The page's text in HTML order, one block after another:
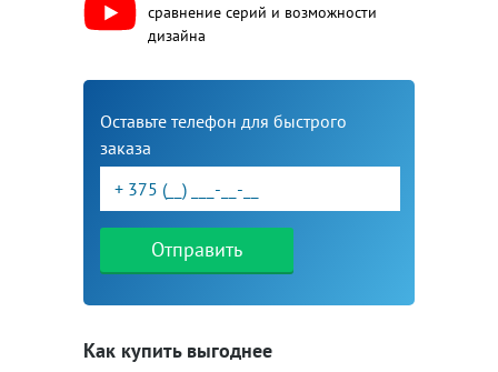
сравнение серий и возможности
дизайна
Оставьте телефон для быстрого
заказа
Отправить
Как купить выгоднее